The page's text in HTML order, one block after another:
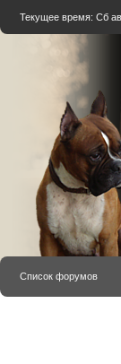
Текущее время: Сб
Список форумов